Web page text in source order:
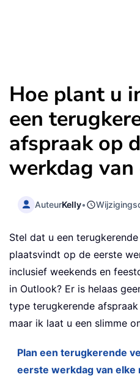
Hoe plant u
een
afspraak op
werkdag van
AuteurKelly•
Stel dat u een
plaatsvindt op de eerste
inclusief weekends en
in Outlook? Er is helaas
type terugkerende
maar ik laat u een slimme
Plan een terugkerende
eerste werkdag van elke